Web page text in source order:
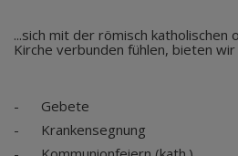
...sich mit der römisch katholischen
Kirche verbunden fühlen, bieten
- Gebete
- Krankensegnung